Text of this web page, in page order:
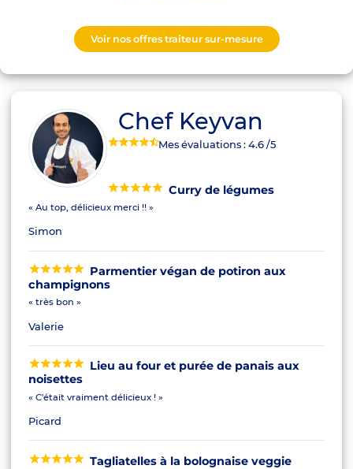
Voir nos offres traiteur sur-mesure
Chef Keyvan
Mes évaluations :4.6/5
Curry de légumes
« Au top, délicieux merci !! »
Simon
Parmentier végan de potiron aux
champignons
« très bon »
Valerie
Lieu au four et purée de panais aux
noisettes
« C'était vraiment délicieux ! »
Picard
Tagliatelles à la bolognaise veggie